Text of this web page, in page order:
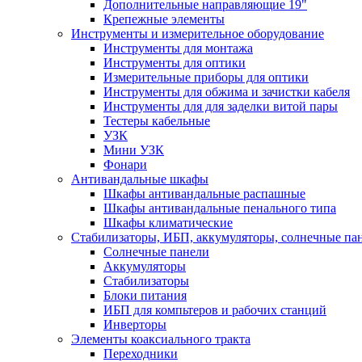
Дополнительные направляющие 19"
Крепежные элементы
Инструменты и измерительное оборудование
Инструменты для монтажа
Инструменты для оптики
Измерительные приборы для оптики
Инструменты для обжима и зачистки кабеля
Инструменты для для заделки витой пары
Тестеры кабельные
УЗК
Мини УЗК
Фонари
Антивандальные шкафы
Шкафы антивандальные распашные
Шкафы антивандальные пенального типа
Шкафы климатические
Стабилизаторы, ИБП, аккумуляторы, солнечные
Солнечные панели
Аккумуляторы
Стабилизаторы
Блоки питания
ИБП для компьтеров и рабочих станций
Инверторы
Элементы коаксиального тракта
Переходники